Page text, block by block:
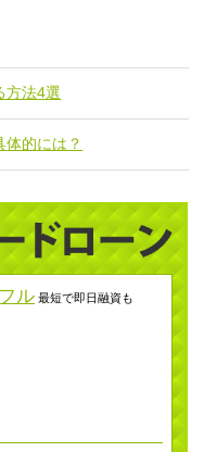
方法4選
体的には？
ル 最短で即日融資も